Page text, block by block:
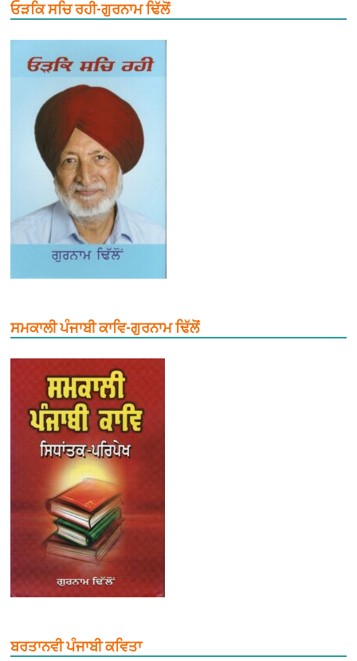
ਓੜਕਿ ਸਚਿ ਰਹੀ-ਗੁਰਨਾਮ ਢਿੱਲੋਂ
ਸਮਕਾਲੀ ਪੰਜਾਬੀ ਕਾਵਿ-ਗੁਰਨਾਮ ਢਿੱਲੋਂ
ਬਰਤਾਨਵੀ ਪੰਜਾਬੀ ਕਵਿਤਾ